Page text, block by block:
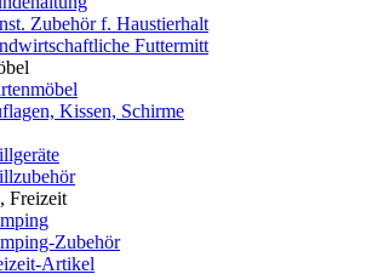
Zubehör f. Haustierhalt
Futtermitt
Kissen, Schirme
Freizeit
Zubehör
Artikel